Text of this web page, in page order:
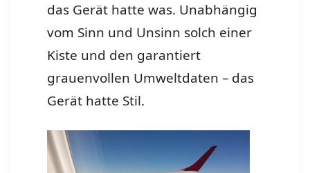
das Gerät hatte was. Unabhängig
vom Sinn und Unsinn solch einer
Kiste und den garantiert
grauenvollen Umweltdaten – das
Gerät hatte Stil.